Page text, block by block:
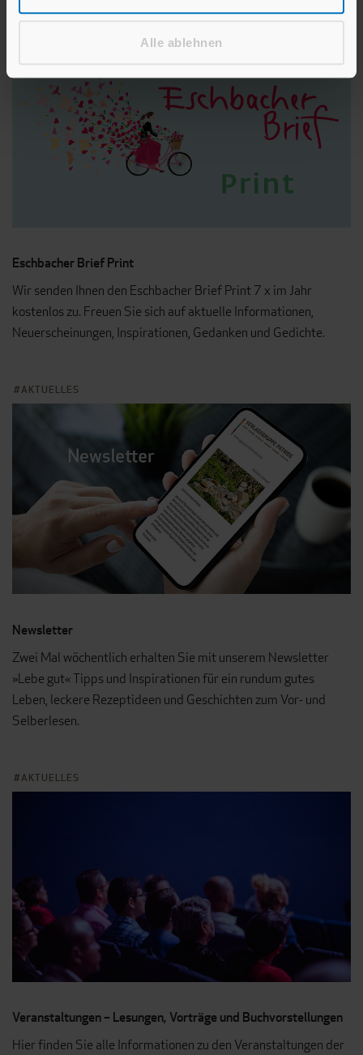
Alle ablehnen
Eschbacher Brief Print
Wir senden Ihnen den Eschbacher Brief Print 7 x im Jahr
kostenlos zu. Freuen Sie sich auf aktuelle Informationen,
Neuerscheinungen, Inspirationen, Gedanken und Gedichte.
AKTUELLES
Newsletter
Zwei Mal wöchentlich erhalten Sie mit unserem Newsletter
»Lebe gut« Tipps und Inspirationen für ein rundum gutes
Leben, leckere Rezeptideen und Geschichten zum Vor- und
Selberlesen.
AKTUELLES
Veranstaltungen – Lesungen, Vorträge und Buchvorstellungen
Hier finden Sie alle Informationen zu den Veranstaltungen der